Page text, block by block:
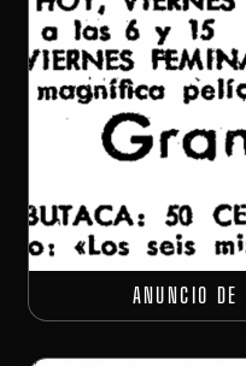
ANUNCIO